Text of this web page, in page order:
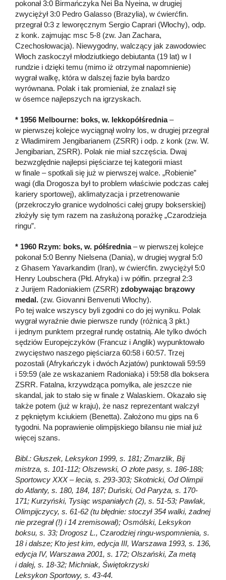
pokonał 3:0 Birmańczyka Nei Ba Nyeina, w drugiej
zwyciężył 3:0 Pedro Galasso (Brazylia), w ćwierćfin.
przegrał 0:3 z leworęcznym Sergio Caprari (Włochy), odp.
z konk. zajmując msc 5-8 (zw. Jan Zachara,
Czechosłowacja). Niewygodny, walczący jak zawodowiec
Włoch zaskoczył młodziutkiego debiutanta (19 lat) w I
rundzie i dzięki temu (mimo iż otrzymał napomnienie)
wygrał walkę, która w dalszej fazie była bardzo
wyrównana. Polak i tak promieniał, że znalazł się
w ósemce najlepszych na igrzyskach.
* 1956 Melbourne: boks, w. lekkopółśrednia–
w pierwszej kolejce wyciągnął wolny los, w drugiej przegrał
z Władimirem Jengibarianem (ZSRR) i odp. z konk (zw. W.
Jengibarian, ZSRR). Polak nie miał szczęścia. Dwaj
bezwzględnie najlepsi pięściarze tej kategorii miast
w finale – spotkali się już w pierwszej walce. „Robienie”
wagi (dla Drogosza był to problem właściwie podczas całej
kariery sportowej), aklimatyzacja i przetrenowanie
(przekroczyło granice wydolności całej grupy bokserskiej)
złożyły się tym razem na zasłużoną porażkę „Czarodzieja
ringu”.
* 1960 Rzym: boks, w. półśrednia– w pierwszej kolejce
pokonał 5:0 Benny Nielsena (Dania), w drugiej wygrał 5:0
z Ghasem Yavarkandim (Iran), w ćwierćfin. zwyciężył 5:0
Henry Loubschera (Płd. Afryka) i w półfin. przegrał 2:3
z Jurijem Radoniakiem (ZSRR) zdobywając brązowy
medal. (zw. Giovanni Benvenuti Włochy).
Po tej walce wszyscy byli zgodni co do jej wyniku. Polak
wygrał wyraźnie dwie pierwsze rundy (różnicą 3 pkt.)
i jednym punktem przegrał rundę ostatnią. Ale tylko dwóch
sędziów Europejczyków (Francuz i Anglik) wypunktowało
zwycięstwo naszego pięściarza 60:58 i 60:57. Trzej
pozostali (Afrykańczyk i dwóch Azjatów) punktowali 59:59
i 59:59 (ale ze wskazaniem Radoniaka) i 59:58 dla boksera
ZSRR. Fatalna, krzywdząca pomyłka, ale jeszcze nie
skandal, jak to stało się w finale z Walaskiem. Okazało się
także potem (już w kraju), że nasz reprezentant walczył
z pękniętym kciukiem (Benetta). Założono mu gips na 6
tygodni. Na poprawienie olimpijskiego bilansu nie miał już
więcej szans.
Bibl.: Głuszek, Leksykon 1999, s. 181; Zmarzlik, Bij
mistrza, s. 101-112; Olszewski, O złote pasy, s. 186-188;
Sportowcy XXX – lecia, s. 293-303; Skotnicki, Od Olimpii
do Atlanty, s. 180, 184, 187; Duński, Od Paryża, s. 170-
171; Kurzyński, Tysiąc wspaniałych (2), s. 51-53; Pawlak,
Olimpijczycy, s. 61-62 (tu błędnie: stoczył 354 walki, żadnej
nie przegrał (!) i 14 zremisował); Osmólski, Leksykon
boksu, s. 33; Drogosz L., Czarodziej ringu-wspomnienia, s.
18 i dalsze; Kto jest kim, edycja III, Warszawa 1993, s. 136,
edycja IV, Warszawa 2001, s. 172; Olszański, Za metą
i dalej, s. 18-32; Michniak, Świętokrzyski
Leksykon Sportowy, s. 43-44.